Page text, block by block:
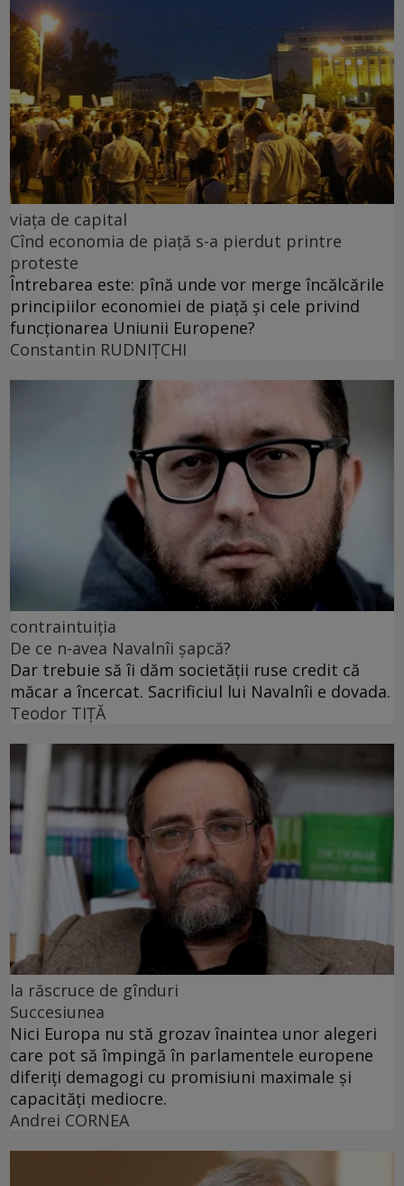
viața de capital
Cînd economia de piață s-a pierdut printre
proteste
Întrebarea este: pînă unde vor merge încălcările
principiilor economiei de piață și cele privind
funcționarea Uniunii Europene?
Constantin RUDNIŢCHI
contraintuiția
De ce n-avea Navalnîi șapcă?
Dar trebuie să îi dăm societății ruse credit că
măcar a încercat. Sacrificiul lui Navalnîi e dovada.
Teodor TIŢĂ
la răscruce de gînduri
Succesiunea
Nici Europa nu stă grozav înaintea unor alegeri
care pot să împingă în parlamentele europene
diferiți demagogi cu promisiuni maximale și
capacități mediocre.
Andrei CORNEA